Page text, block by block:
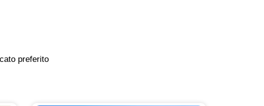
preferito